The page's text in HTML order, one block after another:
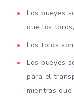
Los bueyes
que los
Los toros
Los bueyes
para el
mientras